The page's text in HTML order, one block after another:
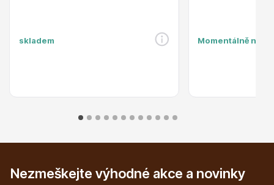
skladem Momentálně
Nezmeškejte výhodné akce a novinky